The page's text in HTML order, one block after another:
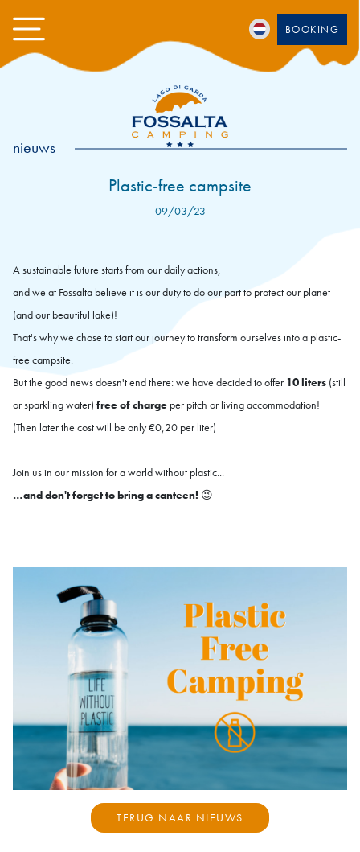
BOOKING
nieuws
Plastic-free campsite
09/03/23
A sustainable future starts from our daily actions,
and we at Fossalta believe it is our duty to do our part to protect our planet
(and our beautiful lake)!
That's why we chose to start our journey to transform ourselves into a plastic-
free campsite.
But the good news doesn't end there: we have decided to offer 10 liters (still
or sparkling water) free of charge per pitch or living accommodation!
(Then later the cost will be only €0,20 per liter)
Join us in our mission for a world without plastic...
…and don't forget to bring a canteen! 😉
TERUG NAAR NIEUWS